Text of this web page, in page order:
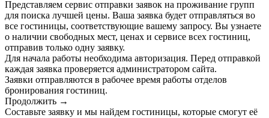
Представляем сервис отправки заявок на проживание групп
для поиска лучшей цены. Ваша заявка будет отправляться во
все гостиницы, соответствующие вашему запросу. Вы узнаете
о наличии свободных мест, ценах и сервисе всех гостиниц,
отправив только одну заявку.
Для начала работы необходима авторизация. Перед отправкой
каждая заявка проверяется администратором сайта.
Заявки отправляются в рабочее время работы отделов
бронирования гостиниц.
Продолжить →
Составьте заявку и мы найдем гостиницы, которые смогут её